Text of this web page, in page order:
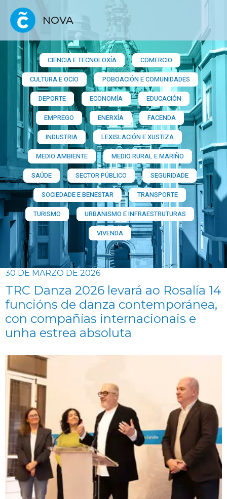
NOVA
CIENCIA E TECNOLOXÍA
COMERCIO
CULTURA E OCIO
POBOACIÓN E COMUNIDADES
DEPORTE
ECONOMÍA
EDUCACIÓN
EMPREGO
ENERXÍA
FACENDA
INDUSTRIA
LEXISLACIÓN E XUSTIZA
MEDIO AMBIENTE
MEDIO RURAL E MARIÑO
SAÚDE
SECTOR PÚBLICO
SEGURIDADE
SOCIEDADE E BENESTAR
TRANSPORTE
TURISMO
URBANISMO E INFRAESTRUTURAS
VIVENDA
30 DE MARZO DE 2026
TRC Danza 2026 levará ao Rosalía 14
funcións de danza contemporánea,
con compañías internacionais e
unha estrea absoluta